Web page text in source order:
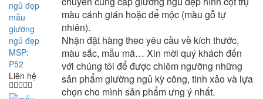
mẫu
giường
ngủ đẹp
MSP:
P52
Liên hệ
màu cánh gián hoặc để mộc (màu gỗ tự
nhiên).
Nhận đặt hàng theo yêu cầu về kích thước,
màu sắc, mẫu mã… Xin mời quý khách đến
với chúng tôi để được chiêm ngưỡng những
sản phẩm giường ngủ kỳ công, tinh xảo và lựa
chọn cho mình sản phẩm ưng ý nhất.